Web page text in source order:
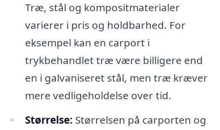
Træ, stål og kompositmaterialer
varierer i pris og holdbarhed. For
eksempel kan en carport i
trykbehandlet træ være billigere end
en i galvaniseret stål, men træ kræver
mere vedligeholdelse over tid.
Størrelse: Størrelsen på carporten og